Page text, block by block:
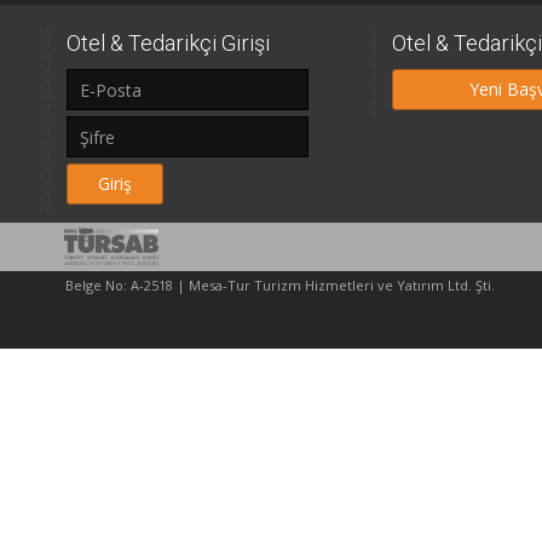
Otel & Tedarikçi Girişi
Giriş
Otel &
Yeni
Belge No: A-2518 | Mesa-Tur Turizm Hizmetleri ve Yatırım Ltd. Şti.